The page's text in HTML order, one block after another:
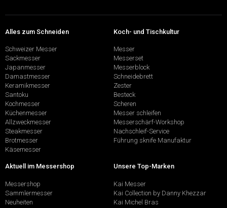
Alles zum Schneiden
Schweizer Messer
Sackmesser
Japanmesser
Damastmesser
Keramikmesser
Santoku
Kochmesser
Küchenmesser
Allzweckmesser
Steakmesser
Brotmesser
Käsemesser
Koch- und Tischkultur
Messer
Messerset
Messerblock
Schneidebrett
Zester
Besteck
Scheren
Messer schleifen
Messerschärf-Workshop
Nachschleif-Service
Führung sknife Manufaktur
Aktuell im Messershop
Messershop
Sammlermesser
Neuheiten
Unsere Top-Marken
Kai Messer
Kai Collection by Danny Khezzar
Kai Michel Bras